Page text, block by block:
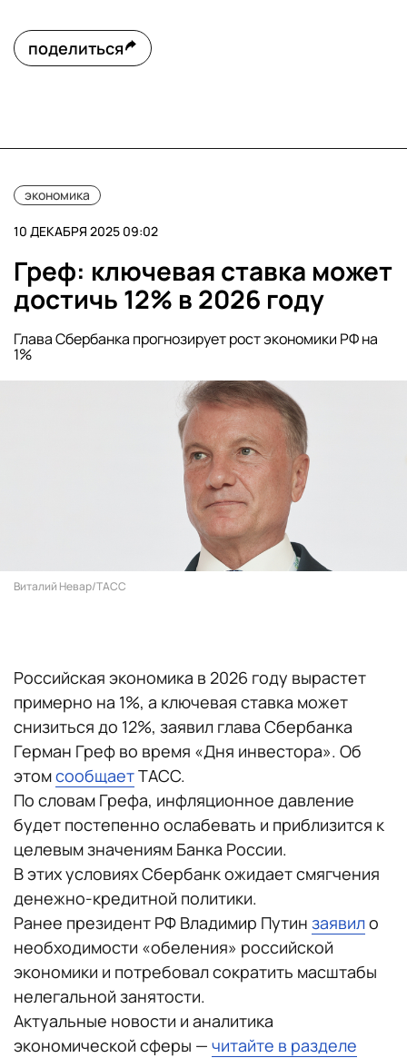
поделиться
экономика
10 ДЕКАБРЯ 2025 09:02
Греф: ключевая ставка может
достичь 12% в 2026 году
Глава Сбербанка прогнозирует рост экономики РФ на
1%
Виталий Невар/ТАСС
Российская экономика в 2026 году вырастет
примерно на 1%, а ключевая ставка может
снизиться до 12%, заявил глава Сбербанка
Герман Греф во время «Дня инвестора». Об
этомсообщаетТАСС.
По словам Грефа, инфляционное давление
будет постепенно ослабевать и приблизится к
целевым значениям Банка России.
В этих условиях Сбербанк ожидает смягчения
денежно-кредитной политики.
Ранее президент РФ Владимир Путин заявило
необходимости «обеления» российской
экономики и потребовал сократить масштабы
нелегальной занятости.
Актуальные новости и аналитика
экономической сферы — читайте в разделе